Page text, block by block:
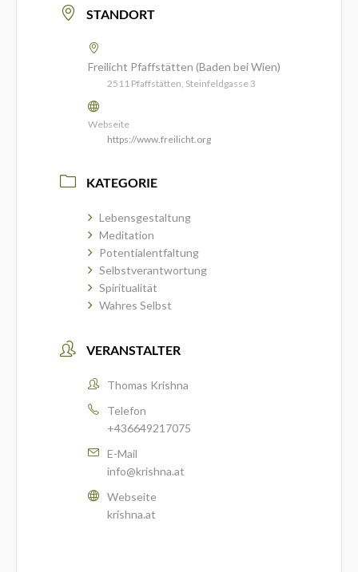
STANDORT
Freilicht Pfaffstätten (Baden bei Wien)
2511 Pfaffstätten, Steinfeldgasse 3
Webseite
https://www.freilicht.org
KATEGORIE
Lebensgestaltung
Meditation
Potentialentfaltung
Selbstverantwortung
Spiritualität
Wahres Selbst
VERANSTALTER
Thomas Krishna
Telefon
+436649217075
E-Mail
info@krishna.at
Webseite
krishna.at